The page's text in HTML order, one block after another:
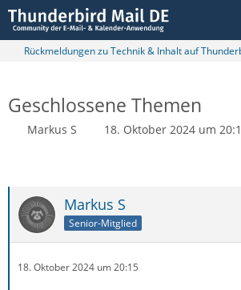
Rückmeldungen zu Technik & Inhalt auf
Geschlossene Themen
Markus S 18. Oktober 2024 um
Markus S
Senior-Mitglied
18. Oktober 2024 um 20:15